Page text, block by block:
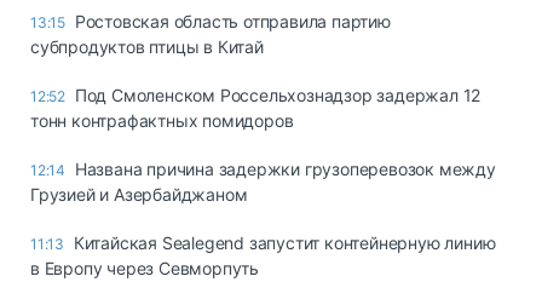
13:15 Ростовская область отправила партию
субпродуктов птицы в Китай
12:52 Под Смоленском Россельхознадзор задержал 12
тонн контрафактных помидоров
12:14
Названа причина задержки грузоперевозок между
Грузией и Азербайджаном
11:13
Китайская Sealegend запустит контейнерную линию
в Европу через Севморпуть